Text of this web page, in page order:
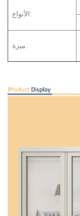
الأنواع:
ميزة: